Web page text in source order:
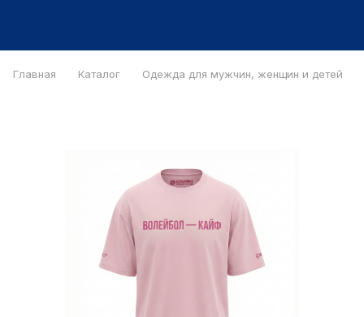
Главная Каталог Одежда для мужчин, женщин и детей